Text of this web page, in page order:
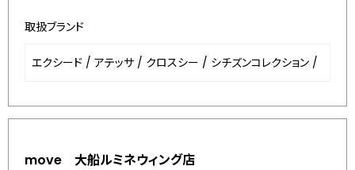
取扱ブランド
エクシード / アテッサ / クロスシー / シチズンコレクション /
move 大船ルミネウィング店